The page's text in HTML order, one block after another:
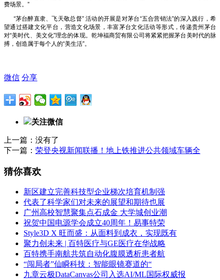
费场景。”
“茅台醉直隶、飞天敬总督” 活动的开展是对茅台“五合营销法”的深入践行，希
望通过搭建文化平台，营造文化场景，丰富茅台文化活动等形式，传递贵州茅台
对“美时代、美文化”理念的体现。乾坤福商贸有限公司将紧紧把握茅台美时代的脉
搏，创造属于每个人的“美生活”。
微信 分享
关注微信
上一篇：没有了
下一篇： 荣登央视新闻联播！地上铁推进公共领域车辆全
猜你喜欢
新区建立完善科技型企业梯次培育机制强
代表了科学家们对未来的展望和期待也展
广州高校智慧聚集点石成金 大学城创业潮
祝贺中国电源学会成立40周年！易事特荣
Style3D X 旺而盛：从面料到成衣，实现既有
聚力创未来 | 百特医疗与GE医疗在华战略
百特携手南航共筑自动化腹膜透析患者航
“闯局者”仙瞬科技：智能眼镜赛道的“
九章云极DataCanvas公司入选AI/ML国际权威报